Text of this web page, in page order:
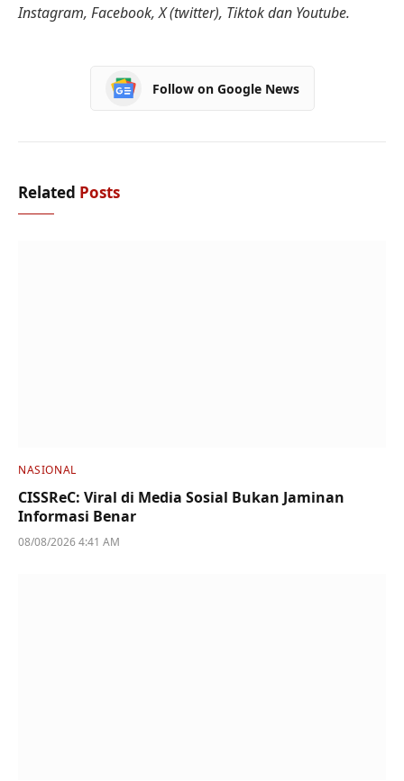
Instagram, Facebook, X (twitter), Tiktok dan Youtube.
Follow on Google News
Related Posts
NASIONAL
CISSReC: Viral di Media Sosial Bukan Jaminan
Informasi Benar
08/08/2026 4:41 AM